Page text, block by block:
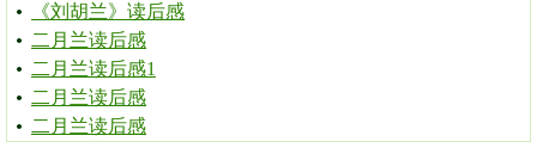
《刘胡兰》读后感
二月兰读后感
二月兰读后感1
二月兰读后感
二月兰读后感